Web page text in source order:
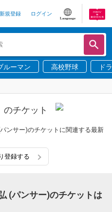
新規登録 ログイン
Language
ルーマン 高校野球 ド
のチケット
ンサー)のチケットに関連する最新
登録する
(パンサー)のチケットは